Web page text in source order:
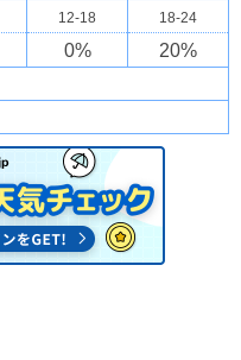
12-18 18-24
0% 20%